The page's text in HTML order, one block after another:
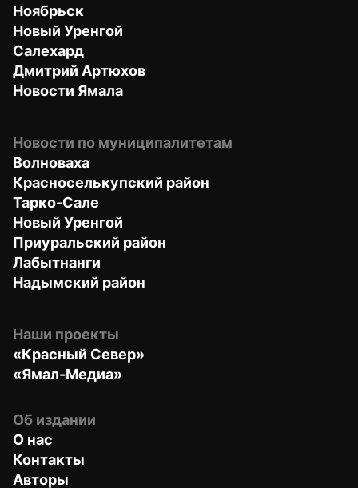
Ноябрьск
Новый Уренгой
Салехард
Дмитрий Артюхов
Новости Ямала
Новости по муниципалитетам
Волноваха
Красноселькупский район
Тарко-Сале
Новый Уренгой
Приуральский район
Лабытнанги
Надымский район
Наши проекты
«Красный Север»
«Ямал-Медиа»
Об издании
О нас
Контакты
Авторы